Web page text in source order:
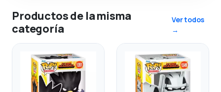
Productos de la misma
categoría
Ver todos
→